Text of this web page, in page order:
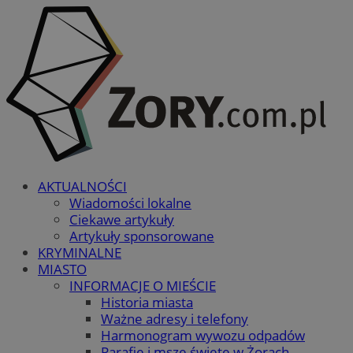
AKTUALNOŚCI
Wiadomości lokalne
Ciekawe artykuły
Artykuły sponsorowane
KRYMINALNE
MIASTO
INFORMACJE O MIEŚCIE
Historia miasta
Ważne adresy i telefony
Harmonogram wywozu odpadów